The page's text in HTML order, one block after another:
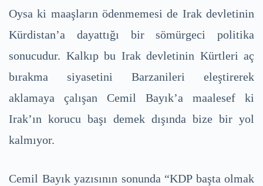
Oysa ki maaşların ödenmemesi de Irak devletinin
Kürdistan’a dayattığı bir sömürgeci politika
sonucudur. Kalkıp bu Irak devletinin Kürtleri aç
bırakma siyasetini Barzanileri eleştirerek
aklamaya çalışan Cemil Bayık’a maalesef ki
Irak’ın korucu başı demek dışında bize bir yol
kalmıyor.
Cemil Bayık yazısının sonunda “KDP başta olmak